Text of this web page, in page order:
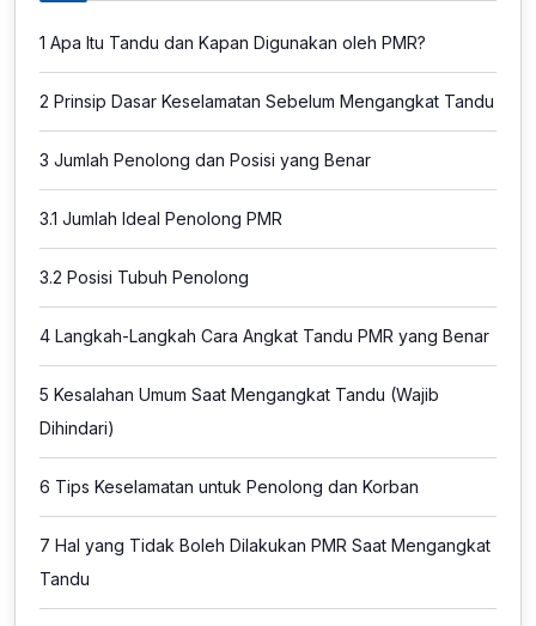
1 Apa Itu Tandu dan Kapan Digunakan oleh PMR?
2 Prinsip Dasar Keselamatan Sebelum Mengangkat Tandu
3 Jumlah Penolong dan Posisi yang Benar
3.1 Jumlah Ideal Penolong PMR
3.2 Posisi Tubuh Penolong
4 Langkah-Langkah Cara Angkat Tandu PMR yang Benar
5 Kesalahan Umum Saat Mengangkat Tandu (Wajib
Dihindari)
6 Tips Keselamatan untuk Penolong dan Korban
7 Hal yang Tidak Boleh Dilakukan PMR Saat Mengangkat
Tandu